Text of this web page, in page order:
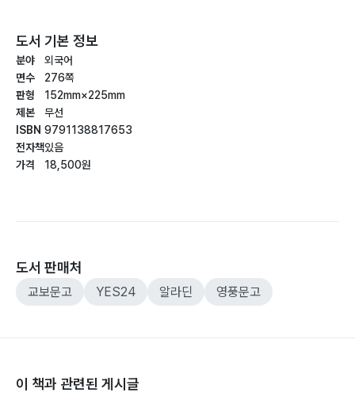
도서 기본 정보
분야
면수
판형
제본
ISBN
전자책
가격
외국어
276쪽
152mm×225mm
무선
9791138817653
있음
18,500원
도서 판매처
교보문고 YES24 알라딘 영풍문고
이 책과 관련된 게시글